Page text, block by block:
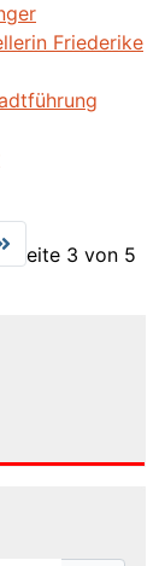
Friederike
Seite 3 von 5